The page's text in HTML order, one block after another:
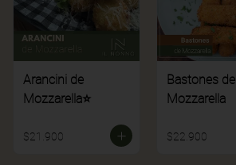
Arancini de
Mozzarella⭐
$21.900
Bastones de
Mozzarella
$22.900